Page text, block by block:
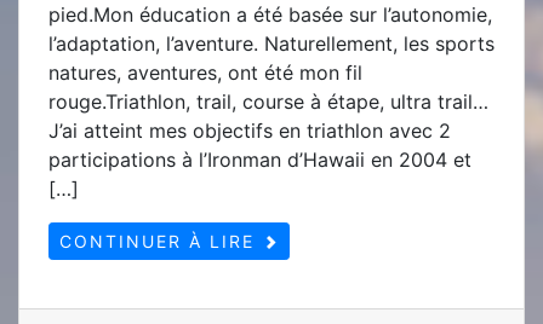
pied.Mon éducation a été basée sur l’autonomie,
l’adaptation, l’aventure. Naturellement, les sports
natures, aventures, ont été mon fil
rouge.Triathlon, trail, course à étape, ultra trail…
J’ai atteint mes objectifs en triathlon avec 2
participations à l’Ironman d’Hawaii en 2004 et
[…]
CONTINUER À LIRE